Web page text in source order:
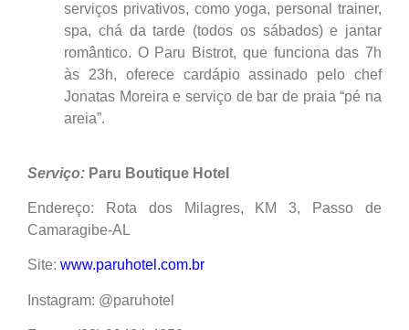
serviços privativos, como yoga, personal trainer,
spa, chá da tarde (todos os sábados) e jantar
romântico. O Paru Bistrot, que funciona das 7h
às 23h, oferece cardápio assinado pelo chef
Jonatas Moreira e serviço de bar de praia “pé na
areia”.
Serviço: Paru Boutique Hotel
Endereço: Rota dos Milagres, KM 3, Passo de
Camaragibe-AL
Site: www.paruhotel.com.br
Instagram: @paruhotel